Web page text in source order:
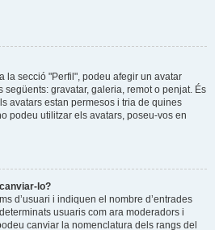
la secció "Perfil", podeu afegir un avatar
gravatar, galeria, remot o penjat. És
avatars estan permesos i tria de quines
podeu utilitzar els avatars, poseu-vos en
lo?
d’usuari i indiquen el nombre d’entrades
usuaris com ara moderadors i
canviar la nomenclatura dels rangs del